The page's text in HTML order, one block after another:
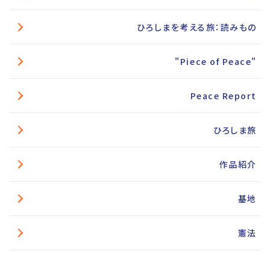
ひろしまを考える旅：読みもの
"Piece of Peace"
Peace Report
ひろしま旅
作品紹介
基地
憲法